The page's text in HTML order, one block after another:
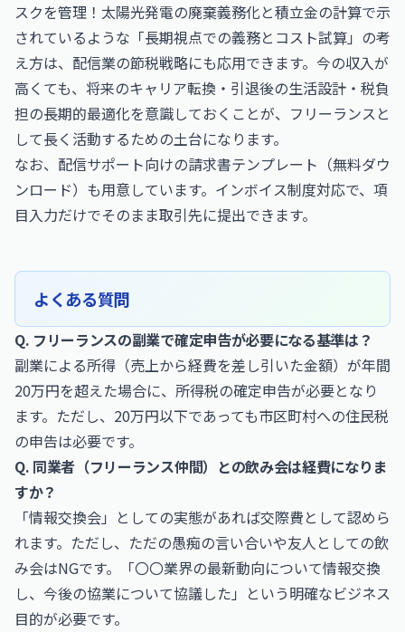
スクを管理！太陽光発電の廃棄義務化と積立金の計算で示
されているような「長期視点での義務とコスト試算」の考
え方は、配信業の節税戦略にも応用できます。今の収入が
高くても、将来のキャリア転換・引退後の生活設計・税負
担の長期的最適化を意識しておくことが、フリーランスと
して長く活動するための土台になります。
なお、 配信サポート向けの請求書テンプレート（無料ダウ
ンロード） も用意しています。インボイス制度対応で、項
目入力だけでそのまま取引先に提出できます。
よくある質問
Q. フリーランスの副業で確定申告が必要になる基準は？
副業による所得（売上から経費を差し引いた金額）が年間
20万円を超えた場合に、所得税の確定申告が必要となり
ます。ただし、20万円以下であっても市区町村への住民税
の申告は必要です。
Q. 同業者（フリーランス仲間）との飲み会は経費になりま
すか？
「情報交換会」としての実態があれば交際費として認めら
れます。ただし、ただの愚痴の言い合いや友人としての飲
み会はNGです。「〇〇業界の最新動向について情報交換
し、今後の協業について協議した」という明確なビジネス
目的が必要です。